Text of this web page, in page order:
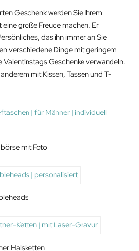
Geschenk werden Sie Ihrem
große Freude machen. Er
das ihn immer an Sie
verschiedene Dinge mit geringem
Valentinstags Geschenke verwandeln.
mit Kissen, Tassen und T-
mit Foto
Halsketten